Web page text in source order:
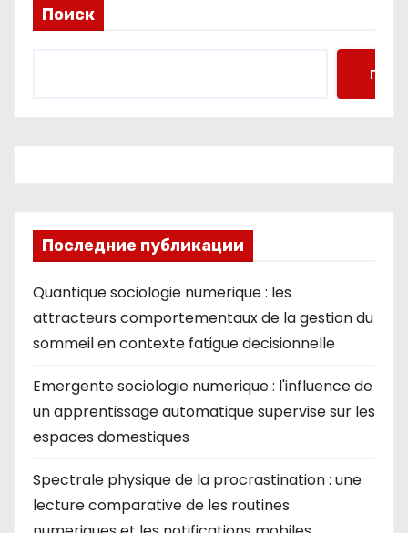
Поиск
Поиск
Последние публикации
Quantique sociologie numerique : les
attracteurs comportementaux de la gestion du
sommeil en contexte fatigue decisionnelle
Emergente sociologie numerique : l'influence de
un apprentissage automatique supervise sur les
espaces domestiques
Spectrale physique de la procrastination : une
lecture comparative de les routines